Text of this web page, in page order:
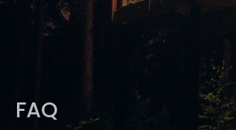
FAQ